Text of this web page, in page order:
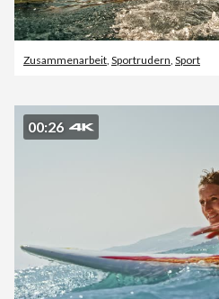
Zusammenarbeit Sportrudern Sport
00:26